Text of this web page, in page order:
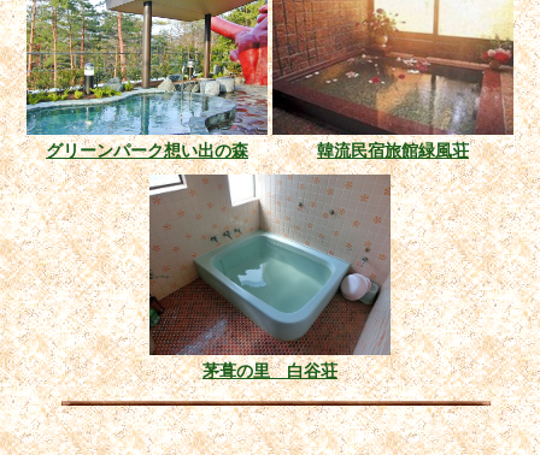
グリーンパーク想い出の森 韓流民宿旅館緑風荘
茅葺の里 白谷荘